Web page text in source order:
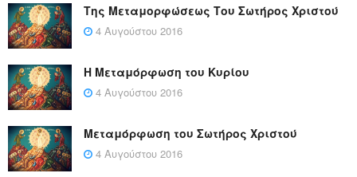
Της Μεταμορφώσεως Του Σωτήρος Χριστού
4 Αυγούστου 2016
Η Μεταμόρφωση του Κυρίου
4 Αυγούστου 2016
Μεταμόρφωση του Σωτήρος Χριστού
4 Αυγούστου 2016